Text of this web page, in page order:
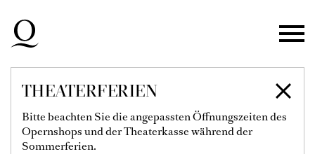
Zur Hauptnavigation springen
Zum Hauptinhalt springen
Zum Footer springen
THEATERFERIEN
Bitte beachten Sie die angepassten Öffnungszeiten des
Opernshops und der Theaterkasse während der
Sommerferien.
MARIA HILMES